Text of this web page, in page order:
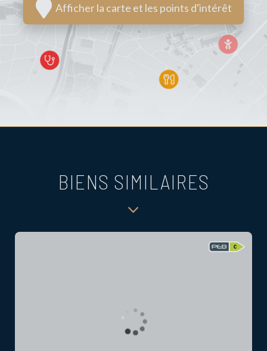
Afficher la carte et les points d'intérêt
BIENS SIMILAIRES